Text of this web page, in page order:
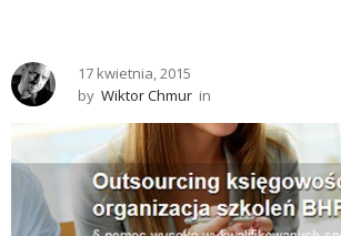
17 kwietnia, 2015
by Wiktor Chmur in